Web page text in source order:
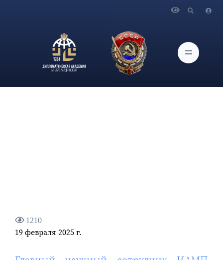
академии МИД России Антон Гришанов в эфире телеканала
РБК прокомментировал ход российско-американских
переговоров и последние заявления Дональда Трампа
1210
19 февраля 2025 г.